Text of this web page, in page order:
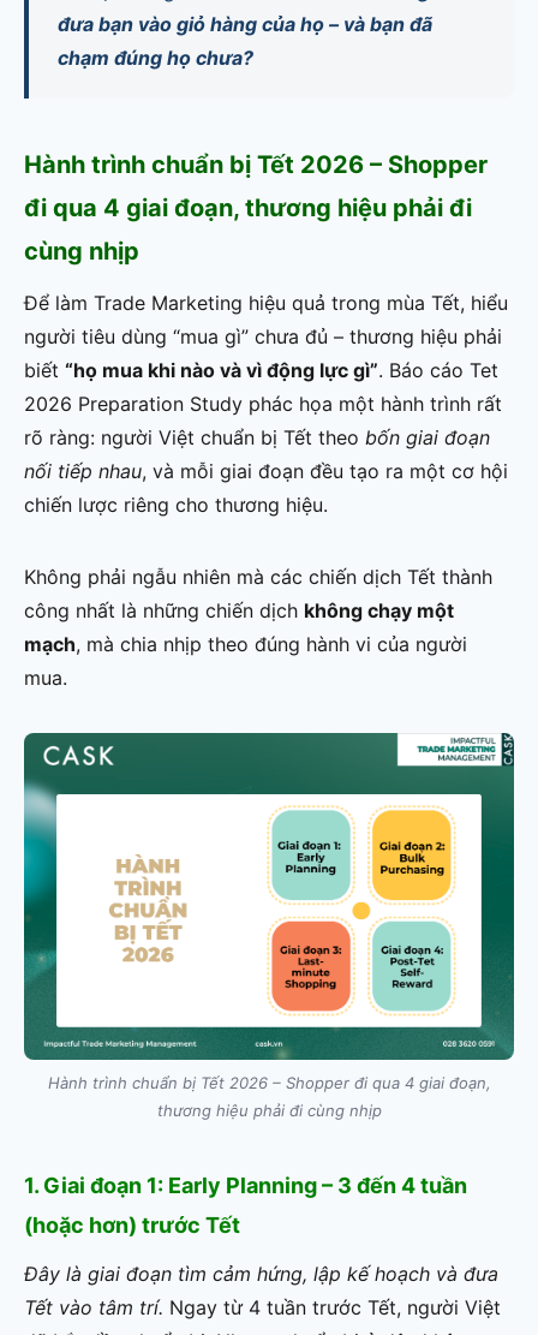
đưa bạn vào giỏ hàng của họ – và bạn đã
chạm đúng họ chưa?
Hành trình chuẩn bị Tết 2026 – Shopper
đi qua 4 giai đoạn, thương hiệu phải đi
cùng nhịp
Để làm Trade Marketing hiệu quả trong mùa Tết, hiểu
người tiêu dùng “mua gì” chưa đủ – thương hiệu phải
biết “họ mua khi nào và vì động lực gì”. Báo cáo Tet
2026 Preparation Study phác họa một hành trình rất
rõ ràng: người Việt chuẩn bị Tết theo bốn giai đoạn
nối tiếp nhau, và mỗi giai đoạn đều tạo ra một cơ hội
chiến lược riêng cho thương hiệu.
Không phải ngẫu nhiên mà các chiến dịch Tết thành
công nhất là những chiến dịch không chạy một
mạch, mà chia nhịp theo đúng hành vi của người
mua.
Hành trình chuẩn bị Tết 2026 – Shopper đi qua 4 giai đoạn,
thương hiệu phải đi cùng nhịp
1. Giai đoạn 1: Early Planning – 3 đến 4 tuần
(hoặc hơn) trước Tết
Đây là giai đoạn tìm cảm hứng, lập kế hoạch và đưa
Tết vào tâm trí. Ngay từ 4 tuần trước Tết, người Việt